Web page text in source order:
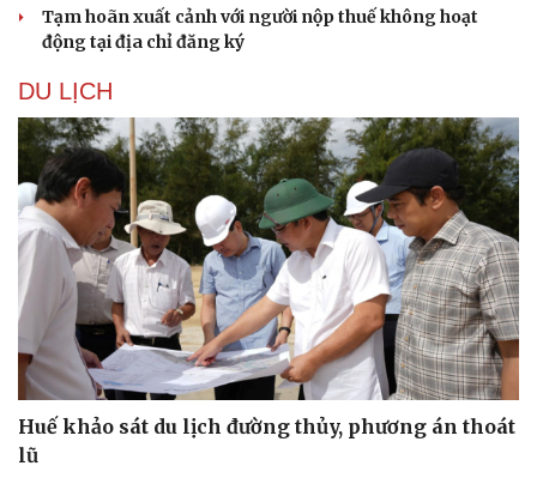
Tạm hoãn xuất cảnh với người nộp thuế không hoạt
động tại địa chỉ đăng ký
DU LỊCH
Huế khảo sát du lịch đường thủy, phương án thoát
lũ